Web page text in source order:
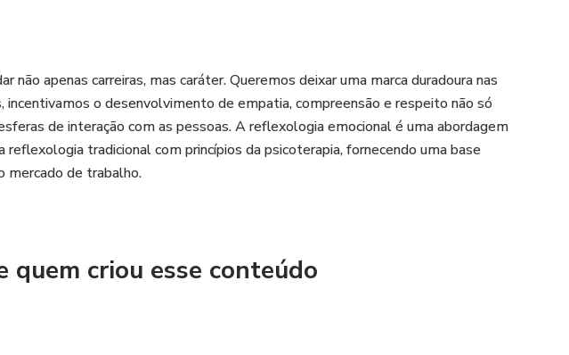
não apenas carreiras, mas caráter. Queremos deixar uma marca duradoura nas
incentivamos o desenvolvimento de empatia, compreensão e respeito não só
de interação com as pessoas. A reflexologia emocional é uma abordagem
reflexologia tradicional com princípios da psicoterapia, fornecendo uma base
mercado de trabalho.
criou esse conteúdo